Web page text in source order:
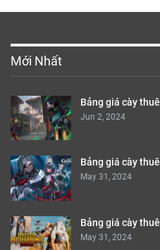
Mới Nhất
Bảng giá cày
Jun 2, 2024
Bảng giá cày
May 31, 2024
Bảng giá cày
May 31, 2024